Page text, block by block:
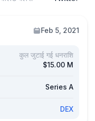
Feb 5, 2021
कुल जुटाई गई धनराशि
$15.00 M
Series A
DEX